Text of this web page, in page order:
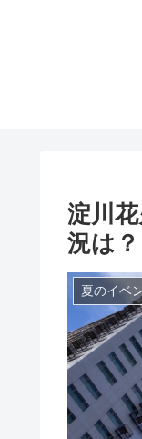
淀川
況は？
夏のイベ